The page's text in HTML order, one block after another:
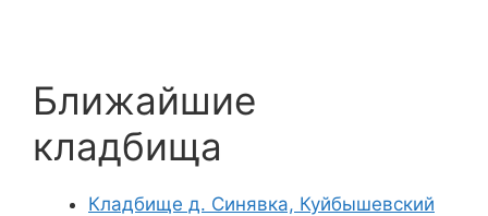
Ближайшие
кладбища
Кладбище д. Синявка, Куйбышевский